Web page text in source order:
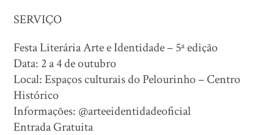
SERVIÇO
Festa Literária Arte e Identidade – 5ª edição
Data: 2 a 4 de outubro
Local: Espaços culturais do Pelourinho – Centro
Histórico
Informações: @arteeidentidadeoficial
Entrada Gratuita